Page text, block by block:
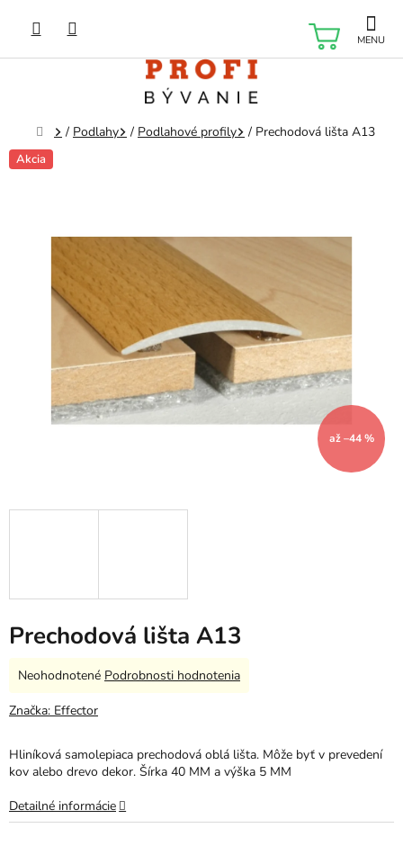
obsah
Domov
/ Podlahy / Podlahové profily / Prechodová lišta A13
Akcia
až –44 %
Prechodová lišta A13
Hliníková samolepiaca prechodová oblá lišta. Môže byť v prevedení
kov alebo drevo dekor. Šírka 40 MM a výška 5 MM
Detailné informácie
Priemerné
produktu
z
5
Neohodnotené Podrobnosti hodnotenia
Značka: Effector